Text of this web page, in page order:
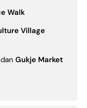
Walk
Village
dan Gukje Market